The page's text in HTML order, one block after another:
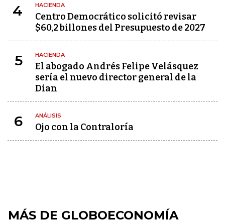
4 HACIENDA
Centro Democrático solicitó revisar
$60,2 billones del Presupuesto de 2027
5 HACIENDA
El abogado Andrés Felipe Velásquez
sería el nuevo director general de la
Dian
6 ANÁLISIS
Ojo con la Contraloría
MÁS DE GLOBOECONOMÍA